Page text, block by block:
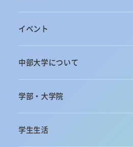
イベント
中部大学について
学部・大学院
学生生活